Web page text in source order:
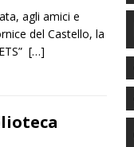
agli amici e
del Castello, la
[…]